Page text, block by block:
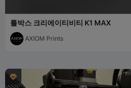
툴박스 크리에이티비티 K1 MAX
AXIOM Prints
